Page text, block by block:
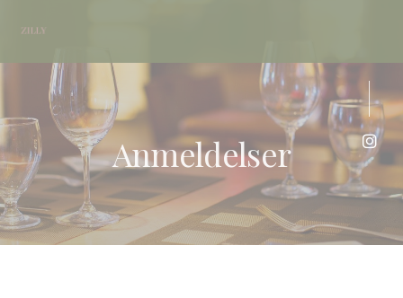
Anmeldelser